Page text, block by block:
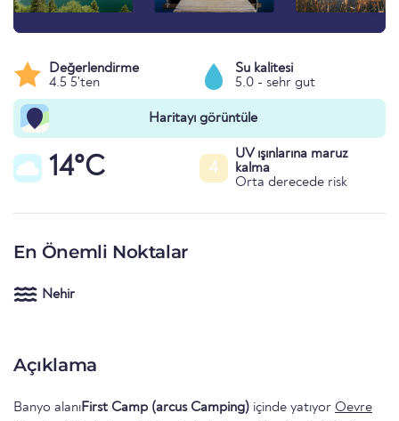
Değerlendirme
4.5 5'ten
Su kalitesi
5.0 - sehr gut
Haritayı görüntüle
14°C 4
UV ışınlarına maruz
kalma
Orta derecede risk
En Önemli Noktalar
Nehir
Açıklama
Banyo alanıFirst Camp (arcus Camping) içinde yatıyor Oevre